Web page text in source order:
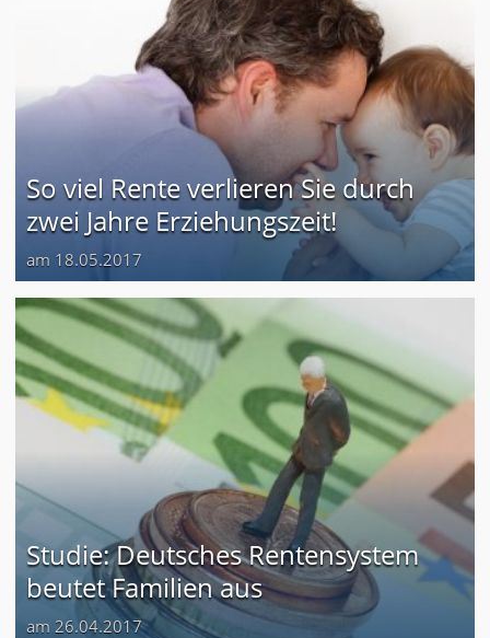
So viel Rente verlieren Sie durch
zwei Jahre Erziehungszeit!
am 18.05.2017
Studie: Deutsches Rentensystem
beutet Familien aus
am 26.04.2017